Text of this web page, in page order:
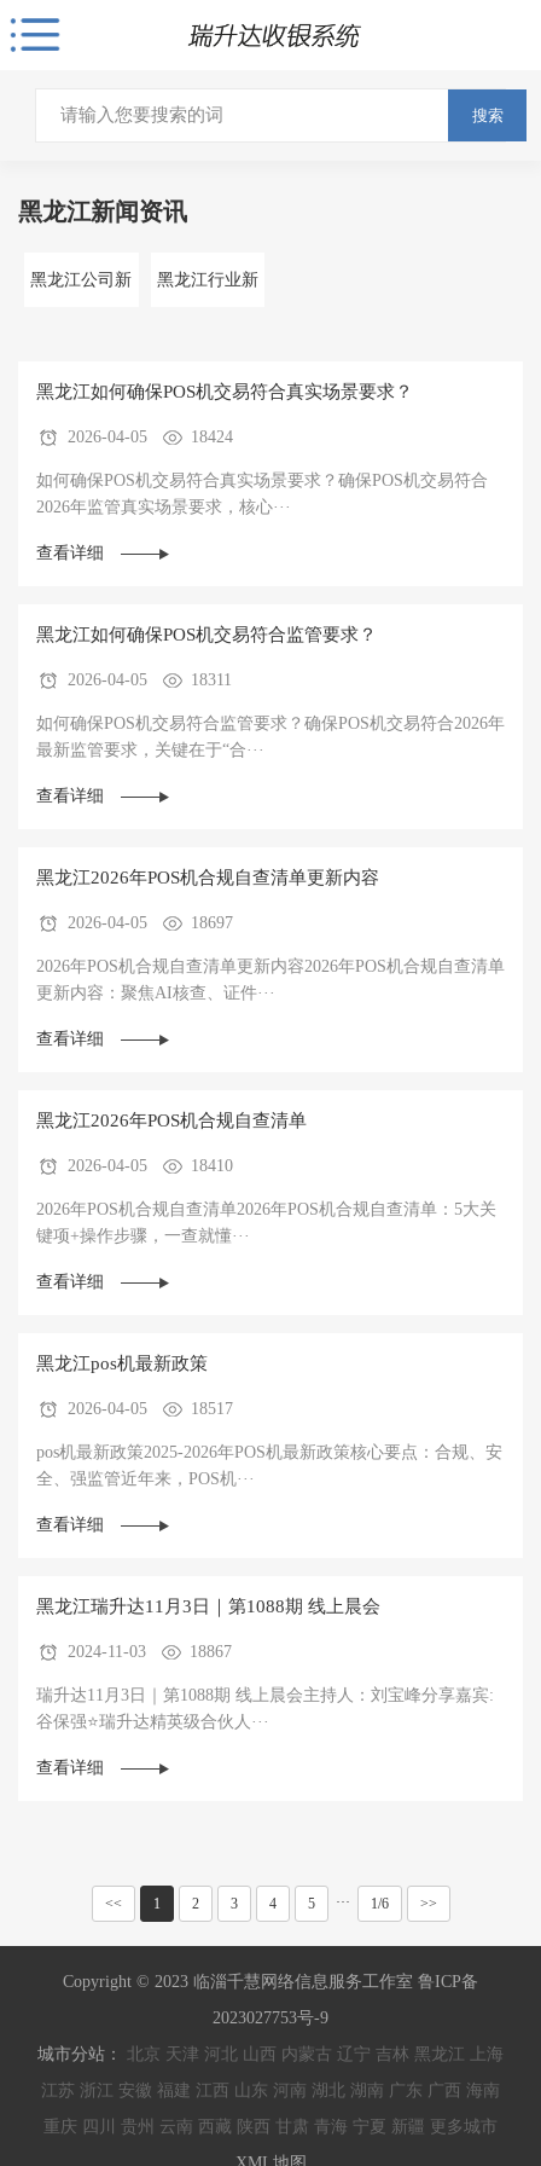
搜索
黑龙江新闻资讯
黑龙江公司新 黑龙江行业新
黑龙江如何确保POS机交易符合真实场景要求？
2026-04-05 18424
如何确保POS机交易符合真实场景要求？确保POS机交易符合
2026年监管真实场景要求，核心···
查看详细
黑龙江如何确保POS机交易符合监管要求？
2026-04-05 18311
如何确保POS机交易符合监管要求？确保POS机交易符合2026年
最新监管要求，关键在于“合···
查看详细
黑龙江2026年POS机合规自查清单更新内容
2026-04-05 18697
2026年POS机合规自查清单更新内容2026年POS机合规自查清单
更新内容：聚焦AI核查、证件···
查看详细
黑龙江‌2026年POS机合规自查清单
2026-04-05 18410
‌2026年POS机合规自查清单2026年POS机合规自查清单：5大关
键项+操作步骤，一查就懂‌···
查看详细
黑龙江pos机最新政策
2026-04-05 18517
pos机最新政策2025-2026年POS机最新政策核心要点：合规、安
全、强监管‌近年来，POS机···
查看详细
黑龙江瑞升达11月3日｜第1088期 线上晨会
2024-11-03 18867
瑞升达11月3日｜第1088期 线上晨会主持人：刘宝峰分享嘉宾:
谷保强⭐瑞升达精英级合伙人···
查看详细
<< 1 2 3 4 5 ··· 1/6 >>
Copyright © 2023 临淄千慧网络信息服务工作室 鲁ICP备
2023027753号-9
城市分站： 北京 天津 河北 山西 内蒙古 辽宁 吉林 黑龙江
上海
江苏 浙江 安徽 福建 江西 山东 河南 湖北 湖南 广东 广西 海南
重庆 四川 贵州 云南 西藏 陕西 甘肃 青海 宁夏 新疆 更多城市